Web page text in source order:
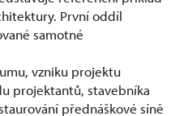
První oddíl
samotné
vzniku projektu
projektantů, stavebníka
přednáškové síně